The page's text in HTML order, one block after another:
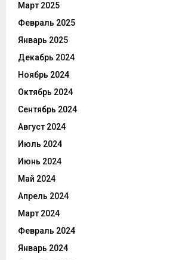
Март 2025
Февраль 2025
Январь 2025
Декабрь 2024
Ноябрь 2024
Октябрь 2024
Сентябрь 2024
Август 2024
Июль 2024
Июнь 2024
Май 2024
Апрель 2024
Март 2024
Февраль 2024
Январь 2024